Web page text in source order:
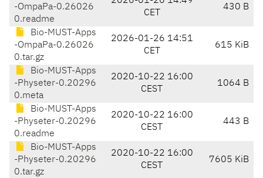
-OmpaPa-0.26026
0.readme
CET
430 B
Bio-MUST-Apps
-OmpaPa-0.26026
0.tar.gz
2026-01-26 14:51
CET
615 KiB
Bio-MUST-Apps
-Physeter-0.20296
0.meta
2020-10-22 16:00
CEST
1064 B
Bio-MUST-Apps
-Physeter-0.20296
0.readme
2020-10-22 16:00
CEST
443 B
Bio-MUST-Apps
-Physeter-0.20296
0.tar.gz
2020-10-22 16:00
CEST
7605 KiB